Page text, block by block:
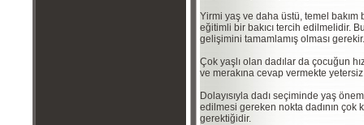
Yirmi yaş ve daha üstü, temel
eğitimli bir bakıcı tercih edilmelidir.
gelişimini tamamlamış olması gerekir.
Çok yaşlı olan dadılar da çocuğun
ve merakına cevap vermekte
Dolayısıyla dadı seçiminde yaş
edilmesi gereken nokta dadının çok
gerektiğidir.